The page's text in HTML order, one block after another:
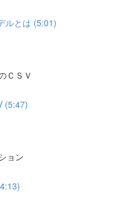
ルとは (5:01)
ＣＳＶ
(5:47)
ョン